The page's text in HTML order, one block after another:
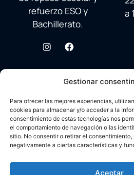
Gestionar
Para ofrecer las mejores experiencias,
cookies para almacenar y/o acceder a la
consentimiento de estas tecnologías nos
el comportamiento de navegación o las
sitio. No consentir o retirar el
negativamente a ciertas características y
Aceptar
refuerzo ESO y
Bachillerato.
a
Carlos Corral